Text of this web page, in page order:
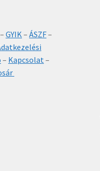
–GYIK–ÁSZF–
– Kapcsolat–